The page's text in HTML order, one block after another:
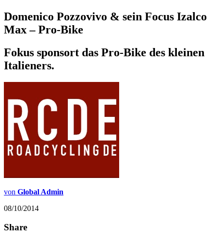
Domenico Pozzovivo & sein Focus Izalco
Max – Pro-Bike
Fokus sponsort das Pro-Bike des kleinen
Italieners.
von Global Admin
08/10/2014
Share